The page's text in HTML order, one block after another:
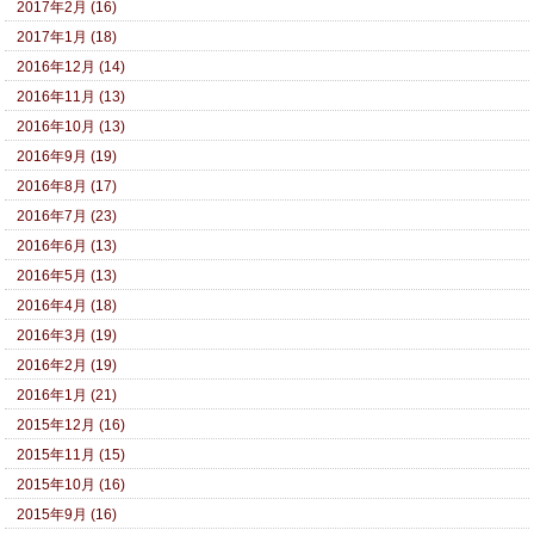
2017年2月 (16)
2017年1月 (18)
2016年12月 (14)
2016年11月 (13)
2016年10月 (13)
2016年9月 (19)
2016年8月 (17)
2016年7月 (23)
2016年6月 (13)
2016年5月 (13)
2016年4月 (18)
2016年3月 (19)
2016年2月 (19)
2016年1月 (21)
2015年12月 (16)
2015年11月 (15)
2015年10月 (16)
2015年9月 (16)